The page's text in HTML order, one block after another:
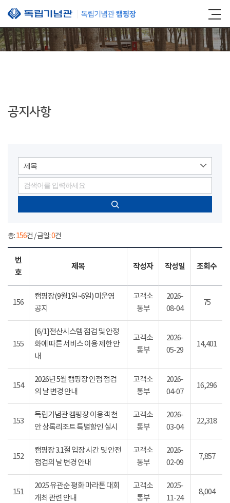
본문 바로가기
공지사항
제목
총:156건 / 금일:0건
번
호
제목 작성자 작성일 조회수
156
캠핑장(9월1일~6일) 미운영
공지
고객소
통부
2026-
08-04
75
155
[6/1]전산시스템 점검 및 안정
화에 따른 서비스 이용 제한 안
내
고객소
통부
2026-
05-29
14,401
154
2026년 5월 캠핑장 안점 점검
의 날 변경 안내
고객소
통부
2026-
04-07
16,296
153
독립기념관 캠핑장 이용객 천
안 상록리조트 특별할인 실시
고객소
통부
2026-
03-04
22,318
152
캠핑장 3.1절 입장 시간 및 안전
점검의 날 변경 안내
고객소
통부
2026-
02-09
7,857
151
2025 유관순 평화 마라톤 대회
개최 관련 안내
고객소
통부
2025-
11-24
8,004